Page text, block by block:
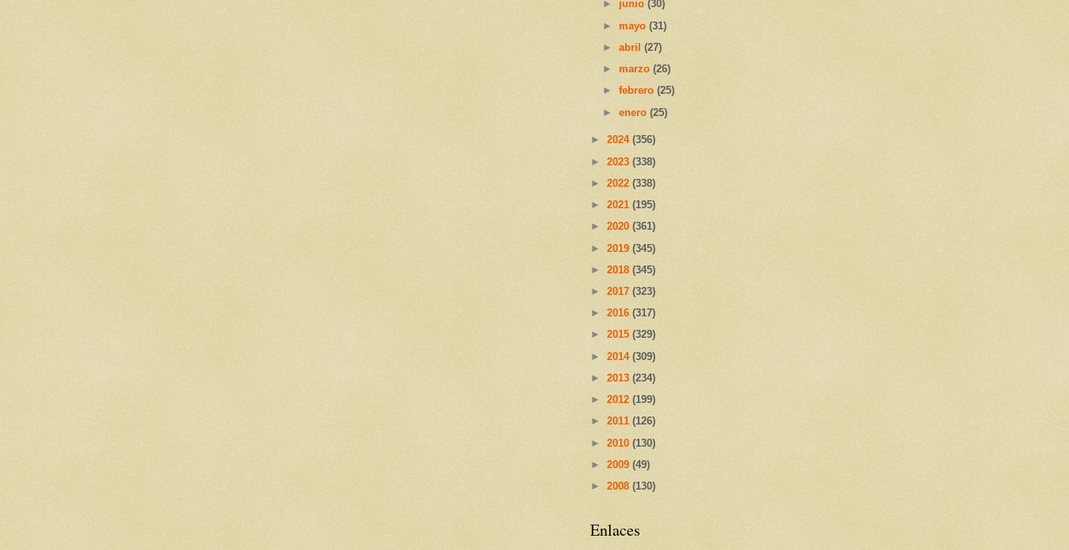
► junio(30)
► mayo(31)
►abril(27)
► marzo(26)
►febrero(25)
►enero(25)
► 2024 (356)
► 2023 (338)
► 2022 (338)
► 2021 (195)
► 2020 (361)
► 2019 (345)
► 2018 (345)
► 2017 (323)
► 2016 (317)
► 2015 (329)
► 2014 (309)
► 2013 (234)
► 2012 (199)
► 2011 (126)
► 2010 (130)
► 2009 (49)
► 2008 (130)
Enlaces